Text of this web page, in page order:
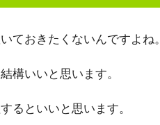
ておきたくないんですよね。
構いいと思います。
るといいと思います。